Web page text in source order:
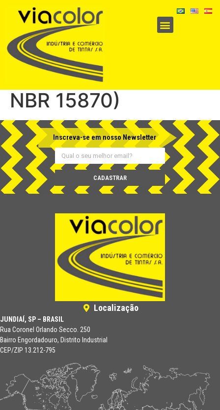
BT 027 – Plástico a
Frio Estrutura (ABNT
NBR 15870)
Inscreva-se em nosso Newsletter
CADASTRAR
Localização
JUNDIAÍ, SP – BRASIL
Rua Coronel Orlando Secco. 250
Bairro Engordadouro, Distrito Industrial
CEP/ZIP 13.212-795